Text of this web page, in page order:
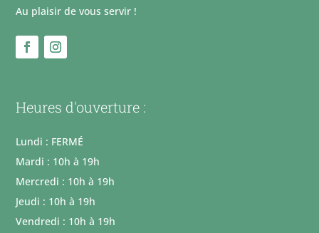
Au plaisir de vous servir !
Heures d'ouverture :
Lundi : FERMÉ
Mardi : 10h à 19h
Mercredi : 10h à 19h
Jeudi : 10h à 19h
Vendredi : 10h à 19h